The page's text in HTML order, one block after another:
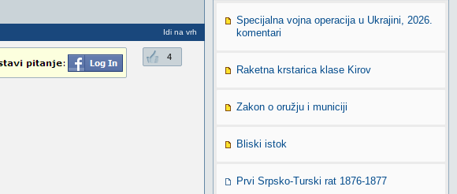
Idi na vrh
4
Specijalna vojna operacija u Ukrajini, 2026.
komentari
Raketna krstarica klase Kirov
Zakon o oružju i municiji
Bliski istok
Prvi Srpsko-Turski rat 1876-1877